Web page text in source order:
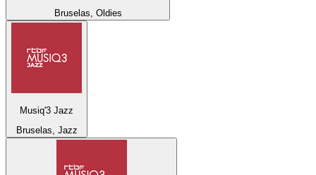
Bruselas, Oldies
Musiq'3 Jazz
Bruselas, Jazz